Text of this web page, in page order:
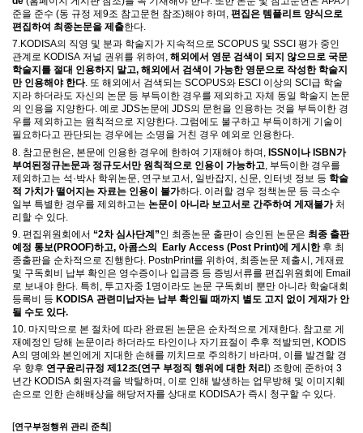
준을 준수 (동 규정 제 9조 참고문헌 참조)해야 하며 , 편집은 템플리트 양식으로
편집하여 최종논문을 제출한다.
7.KODISA의 직영 및 분과 학술지가 지속적으로 SCOPUS 및 SSCI 평가 중인
관계로 KODISA 저널 권위를 위하여 , 해외에서 영문 검색이 되지 않으므로 국문
학술지를 절대 인용하지 말고, 해외에서 검색이 가능한영문으로 작성한 학술지
만 인용해야 한다. 또 해외에서 검색되는 SCOPUS와 ESCI 이상의 SCI 급 학술
지라 하더라도 자신의 논문 등 부득이한 경우를 제외하고 자체 동일 학술지 논문
의 인용을 지양한다. 예로 JDS논문에 JDS의 문헌을 인용하는 것을 부득이한 경
우를 제외하고는 원칙적으로 지양한다. 그럼에도 불구하고 부득이하게 기술이
필요하다고 판단되는 경우에는 소명을 거친 경우 예외로 인용한다.
8. 참고문헌은 본문에 인용한 경우에 한하여 기재해야 하며 ISSN이나ISBN가
부여된정규논문과 정규도서만 원칙적으로 인용이 가능하고 부득이한 경우를
제외하고는 석·박사 학위논문 연구보고서 일반잡지 신문 인터넷 정보 등 학술
적 가치가 떨어지는 자료는 인용이 불가하다 이러할 경우 정책논문 등 극소수
일부 특별한 경우를 제외하고는 논문이 아니라 보고서로 간주하여 게재불가 처
리할 수 있다
9. 편집위원회에서 “2차 심사단계 ”인 최종논문 출판이 승인된 논문은 최종 출판
예정 통보(PROOF)하고, 아콤스의 Early Access (Post Print)에 게시한 후 최
종출판을 순차적으로 진행한다. PostnPrint를 위하여 , 최종논문 제출시 , 게재료
및 구독회비 납부 확인은 영수증이나 입금증 등 증빙서류를 편집위원회에
Email
로 보내야 한다. 특히 , 투고자중 1명이라도 논문 구독회비 뿐만 아니라 학술대회
등록비 등 KODISA 관련미납자는 납부 확인될 때까지 별도 고지 없이 게재가 안
될 수도 있다.
10. 마지막으로 본 절차에 따라 완료된 논문은 순차적으로 게재한다. 참고로 게
재예정인 당해 논문이라 하더라도 타인이나 자기표절이 추후 적발되면 , KODIS
A의 명예와 본인에게 지대한 손해를 끼치므로 주의하기 바라며 , 이를 발견할 경
우 향후 연구윤리규정 제 12조(연구 부정직 행위에 대한 처리 ) 조항에 준하여 3
년간 KODISA 회원자격을 박탈하며 , 이로 인해 발생하는 업무방해 및 이미지훼
손으로 인한 손해배상을 해당저자를 상대로 KODISA가 즉시 청구할 수 있다.
[연구부정행위 관리 준칙]